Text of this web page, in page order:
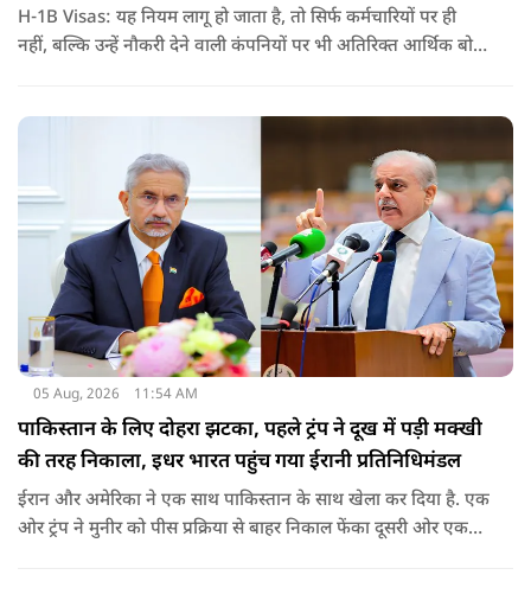
H-1B Visas: यह नियम लागू हो जाता है, तो सिर्फ कर्मचारियों पर ही
नहीं, बल्कि उन्हें नौकरी देने वाली कंपनियों पर भी अतिरिक्त आर्थिक बोझ
वीजा का समय-समय पर नवीनीकरण कराते हैं.
05 Aug, 2026 11:54 AM
पाकिस्तान के लिए दोहरा झटका, पहले ट्रंप ने दूख में पड़ी मक्खी
की तरह निकाला, इधर भारत पहुंच गया ईरानी प्रतिनिधिमंडल
ईरान और अमेरिका ने एक साथ पाकिस्तान के साथ खेला कर दिया है. एक
ओर ट्रंप ने मुनीर को पीस प्रक्रिया से बाहर निकाल फेंका दूसरी ओर एक